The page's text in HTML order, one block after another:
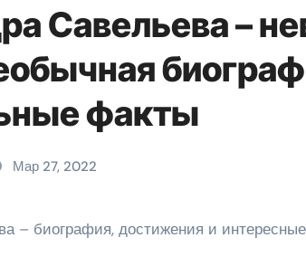
Савельева –
факты
Мар 27, 2022